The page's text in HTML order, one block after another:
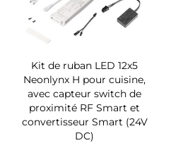
Kit de ruban LED 12x5
Neonlynx H pour cuisine,
avec capteur switch de
proximité RF Smart et
convertisseur Smart (24V
DC)